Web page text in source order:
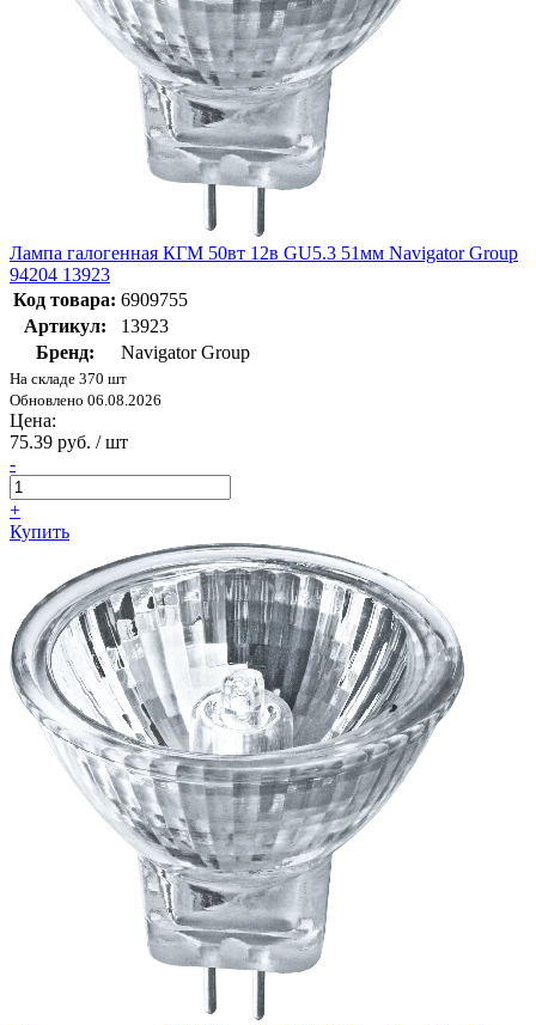
Лампа галогенная КГМ 50вт 12в GU5.3 51мм Navigator Group
94204 13923
Код товара: 6909755
Артикул:
13923
Бренд:
Navigator Group
На складе 370 шт
Обновлено 06.08.2026
Цена:
75.39 руб. / шт
-
+
Купить